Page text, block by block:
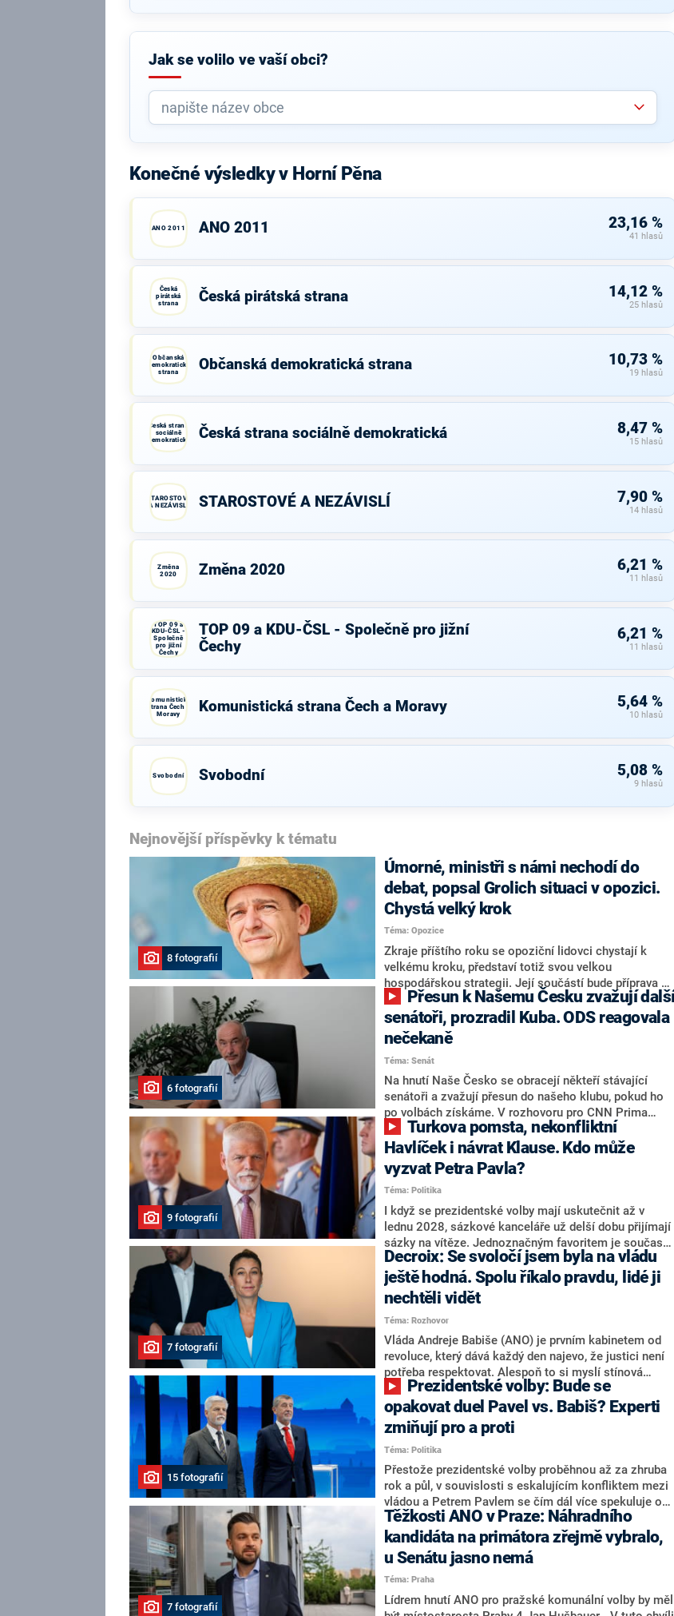
Jak se volilo ve vaší obci?
Konečné výsledky v Horní Pěna
ANO 2011 ANO 2011 23,16 %
41 hlasů
Česká
pirátská
strana
Česká pirátská strana 14,12 %
25 hlasů
Občanská
demokratická
strana
Občanská demokratická strana 10,73 %
19 hlasů
Česká strana
sociálně
demokratická
Česká strana sociálně demokratická 8,47 %
15 hlasů
STAROSTOVÉ
A NEZÁVISLÍ
STAROSTOVÉ A NEZÁVISLÍ 7,90 %
14 hlasů
Změna
2020
Změna 2020 6,21 %
11 hlasů
TOP 09 a
KDU-ČSL -
Společně
pro jižní
Čechy
TOP 09 a KDU-ČSL - Společně pro jižní
Čechy
6,21 %
11 hlasů
Komunistická
strana Čech a
Moravy
Komunistická strana Čech a Moravy 5,64 %
10 hlasů
Svobodní Svobodní 5,08 %
9 hlasů
Nejnovější příspěvky k tématu
8 fotografií
Úmorné, ministři s námi nechodí do
debat, popsal Grolich situaci v opozici.
Chystá velký krok
Téma: Opozice
Zkraje příštího roku se opoziční lidovci chystají k
velkému kroku, představí totiž svou velkou
hospodářskou strategii. Její součástí bude příprava na
stárnutí populace, řekl ve středu na setkání s novináři
nový předseda lidovců Jan Grolich. Ten zároveň v
senátních volbách kandiduje ve Vyškově. Popsal i
aktivitu opozice, o níž vládní strany nebo političtí
komentátoři mluví jako o slabé a v defenzivě. „Je to
úmorná práce upozorňovat na chyby vlády. Ministři s
námi navíc nechodí do debat. Chceme ale ukazovat
svoje témata,“ odpověděl Grolich na dotaz CNN Prima
NEWS.
6 fotografií
senátoři, prozradil Kuba. ODS reagovala
nečekaně
Téma: Senát
Na hnutí Naše Česko se obracejí někteří stávající
senátoři a zvažují přesun do našeho klubu, pokud ho
po volbách získáme. V rozhovoru pro CNN Prima
NEWS to řekl zakladatel hnutí a jihočeský hejtman
Martin Kuba. Konkrétní nebyl, ale získat by takto mohl
například senátora Zdeňka Hrabu, který je dnes
součástí klubu ODS a TOP 09. Hraba to na dotaz
redakce nevyloučil. Předseda klubu senátorů ODS
Zdeněk Nytra redakci řekl, že počítá s odchodem
některých senátorů z klubu a že Naše Česko není
nepřítel, ale soupeř.
9 fotografií
Havlíček i návrat Klause. Kdo může
vyzvat Petra Pavla?
Téma: Politika
I když se prezidentské volby mají uskutečnit až v
lednu 2028, sázkové kanceláře už delší dobu přijímají
sázky na vítěze. Jednoznačným favoritem je současná
hlava státu Petr Pavel. Daleko za ním pak bookmakeři
zmiňují dva výrazné politiky ANO, tedy premiéra
Andreje Babiše a ministra průmyslu Karla Havlíčka.
Oblíbeným tipem samotných sázkařů je poslanec za
Motoristy Filip Turek. Politolog Jan Kubáček nicméně
o případné kandidatuře kohokoliv ze zmíněné trojice
značně pochybuje. Podle něj současná koalice dosud
nemá osobu, která by Pavlovi mohla konkurovat.
7 fotografií
Decroix: Se svoločí jsem byla na vládu
ještě hodná. Spolu říkalo pravdu, lidé ji
nechtěli vidět
Téma: Rozhovor
Vláda Andreje Babiše (ANO) je prvním kabinetem od
revoluce, který dává každý den najevo, že justici není
potřeba respektovat. Alespoň to si myslí stínová
ministryně spravedlnosti ODS Eva Decroix. V
rozhovoru pro CNN Prima NEWS si nebrala servítky
ohledně politického výkonu svého nástupce Jeronýma
Tejce (za ANO) či vládní zmocněnkyně pro lidská
práva Taťány Malé (ANO). Označením „svoloč“ na
adresu vlády prý byla ještě hodná. Decroix se také
vrátila k volební porážce koalice Spolu či promluvila o
hnutí Naše Česko Martina Kuby.
15 fotografií
opakovat duel Pavel vs. Babiš? Experti
zmiňují pro a proti
Téma: Politika
Přestože prezidentské volby proběhnou až za zhruba
rok a půl, v souvislosti s eskalujícím konfliktem mezi
vládou a Petrem Pavlem se čím dál více spekuluje o
tom, koho by do bitvy o Hrad mohla vyslat současná
koalice. Někteří političtí komentátoři znovu vytahují
jméno premiéra Andreje Babiše (ANO). Jak moc je
pravděpodobné, že se v prezidentských volbách 2028
bude znovu opakovat souboj z roku 2023?
7 fotografií
Těžkosti ANO v Praze: Náhradního
kandidáta na primátora zřejmě vybralo,
u Senátu jasno nemá
Téma: Praha
Lídrem hnutí ANO pro pražské komunální volby by měl